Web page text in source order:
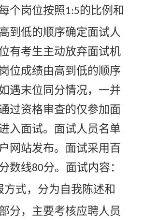
个岗位按照1:5的比例和
到低的顺序确定面试人
有考生主动放弃面试机
位成绩由高到低的顺序
遇末位同分情况，一并
过资格审查的仅参加面
入面试。面试人员名单
网站发布。面试采用百
数线80分。面试内容：
方式，分为自我陈述和
分，主要考核应聘人员